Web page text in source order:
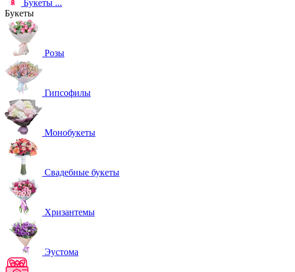
Букеты ...
Букеты
Розы
Гипсофилы
Монобукеты
Свадебные букеты
Хризантемы
Эустома